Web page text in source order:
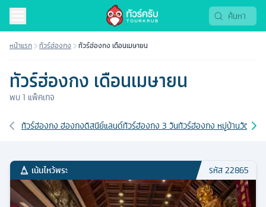
หน้าแรก ทัวร์ฮ่องกง ทัวร์ฮ่องกง เดือนเมษายน
ทัวร์ฮ่องกง เดือนเมษายน
พบ1 แพ็คเกจ
เส้นทางที่เกี่ยวข้อง
ทัวร์ฮ่องกง ฮ่องกงดิสนีย์แลนด์ทัวร์ฮ่องกง 3 วันทัวร์ฮ่องกง หมู่บ้านวัฒนธ
เน้นไหว้พระ รหัส22865